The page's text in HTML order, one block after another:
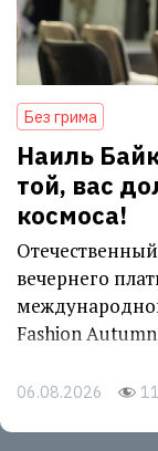
Без грима
Наиль
той, вас
космоса!
вечернего
Fashion
06.08.2026